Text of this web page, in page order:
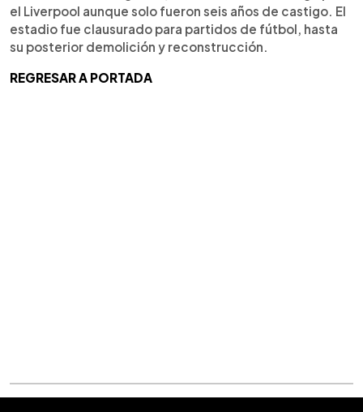
el Liverpool aunque solo fueron seis años de castigo. El
estadio fue clausurado para partidos de fútbol, hasta
su posterior demolición y reconstrucción.
REGRESAR A PORTADA